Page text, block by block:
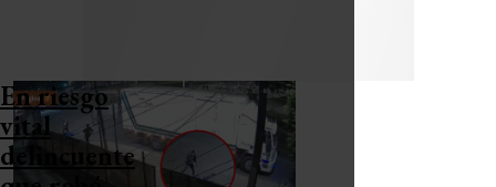
En riesgo
vital
delincuente